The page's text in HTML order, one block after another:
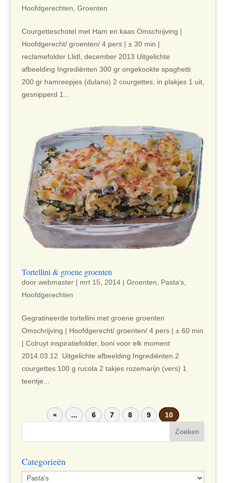
Hoofdgerechten Groenten
Courgetteschotel met Ham en kaas Omschrijving |
Hoofdgerecht/ groenten/ 4 pers | ± 30 min |
reclamefolder Llidl, december 2013 Uitgelichte
afbeelding Ingrediënten 300 gr ongekookte spaghetti
200 gr hamreepjes (dulano) 2 courgettes, in plakjes 1 uit,
gesnipperd 1...
Tortellini & groene groenten
door webmaster| mrt 15, 2014| Groenten Pasta's,
Hoofdgerechten
Gegratineerde tortellini met groene groenten
Omschrijving | Hoofdgerecht/ groenten/ 4 pers | ± 60 min
| Colruyt inspiratiefolder, boni voor elk moment
2014.03.12 Uitgelichte afbeelding Ingrediënten 2
courgettes 100 g rucola 2 takjes rozemarijn (vers) 1
teentje...
« ... 6 7 8 9 10
Categorieën
Categorieën